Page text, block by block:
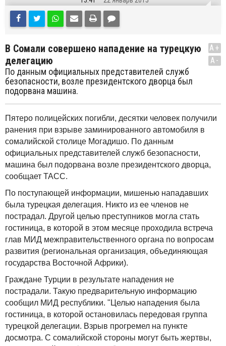
В Сомали совершено нападение на турецкую
делегацию
По данным официальных представителей служб
безопасности, возле президентского дворца был
подорвана машина.
A+
A-
Пятеро полицейских погибли, десятки человек получили
ранения при взрыве заминированного автомобиля в
сомалийской столице Могадишо. По данным
официальных представителей служб безопасности,
машина был подорвана возле президентского дворца,
сообщает ТАСС.
По поступающей информации, мишенью нападавших
была турецкая делегация. Никто из ее членов не
пострадал. Другой целью преступников могла стать
гостиница, в которой в этом месяце проходила встреча
глав МИД межправительственного органа по вопросам
развития (региональная организация, объединяющая
государства Восточной Африки).
Граждане Турции в результате нападения не
пострадали. Такую предварительную информацию
сообщил МИД республики. "Целью нападения была
гостиница, в которой остановилась передовая группа
турецкой делегации. Взрыв прогремел на пункте
досмотра. С сомалийской стороны могут быть жертвы,